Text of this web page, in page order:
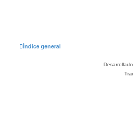
Índice general